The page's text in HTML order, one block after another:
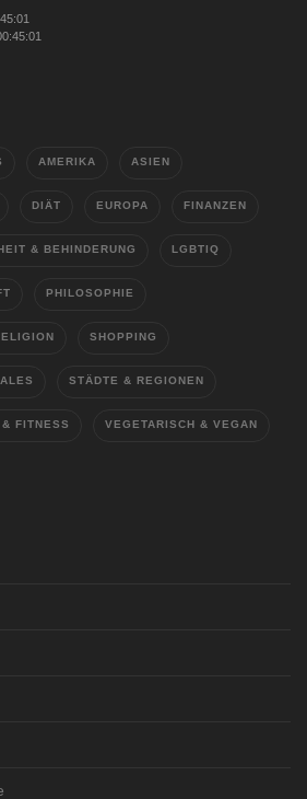
AMERIKA ASIEN
DIÄT EUROPA FINANZEN
& BEHINDERUNG LGBTIQ
PHILOSOPHIE
SHOPPING
STÄDTE & REGIONEN
FITNESS VEGETARISCH & VEGAN